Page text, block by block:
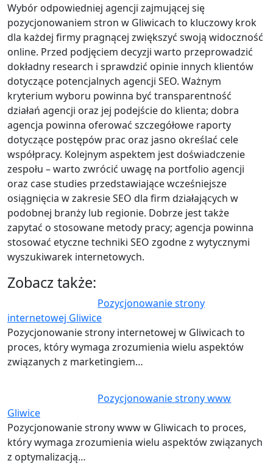
Wybór odpowiedniej agencji zajmującej się
pozycjonowaniem stron w Gliwicach to kluczowy krok
dla każdej firmy pragnącej zwiększyć swoją widoczność
online. Przed podjęciem decyzji warto przeprowadzić
dokładny research i sprawdzić opinie innych klientów
dotyczące potencjalnych agencji SEO. Ważnym
kryterium wyboru powinna być transparentność
działań agencji oraz jej podejście do klienta; dobra
agencja powinna oferować szczegółowe raporty
dotyczące postępów prac oraz jasno określać cele
współpracy. Kolejnym aspektem jest doświadczenie
zespołu – warto zwrócić uwagę na portfolio agencji
oraz case studies przedstawiające wcześniejsze
osiągnięcia w zakresie SEO dla firm działających w
podobnej branży lub regionie. Dobrze jest także
zapytać o stosowane metody pracy; agencja powinna
stosować etyczne techniki SEO zgodne z wytycznymi
wyszukiwarek internetowych.
Zobacz także:
Pozycjonowanie strony
internetowej Gliwice
Pozycjonowanie strony internetowej w Gliwicach to
proces, który wymaga zrozumienia wielu aspektów
związanych z marketingiem…
Pozycjonowanie strony www
Gliwice
Pozycjonowanie strony www w Gliwicach to proces,
który wymaga zrozumienia wielu aspektów związanych
z optymalizacją…